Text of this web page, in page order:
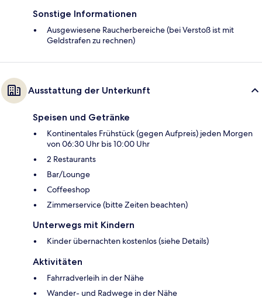
Sonstige Informationen
Ausgewiesene Raucherbereiche (bei Verstoß ist mit
Geldstrafen zu rechnen)
Ausstattung der Unterkunft
Speisen und Getränke
Kontinentales Frühstück (gegen Aufpreis) jeden Morgen
von 06:30 Uhr bis 10:00 Uhr
2 Restaurants
Bar/Lounge
Coffeeshop
Zimmerservice (bitte Zeiten beachten)
Unterwegs mit Kindern
Kinder übernachten kostenlos (siehe Details)
Aktivitäten
Fahrradverleih in der Nähe
Wander- und Radwege in der Nähe